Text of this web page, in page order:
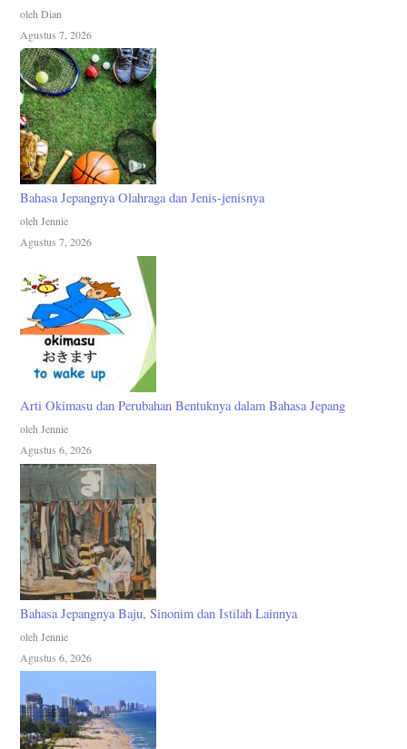
oleh Dian
Agustus 7, 2026
Bahasa Jepangnya Olahraga dan Jenis-jenisnya
oleh Jennie
Agustus 7, 2026
Arti Okimasu dan Perubahan Bentuknya dalam Bahasa Jepang
oleh Jennie
Agustus 6, 2026
Bahasa Jepangnya Baju, Sinonim dan Istilah Lainnya
oleh Jennie
Agustus 6, 2026